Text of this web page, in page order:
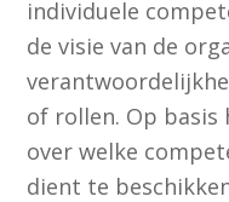
individuele
de visie van de
of rollen. Op
over welke
dient te